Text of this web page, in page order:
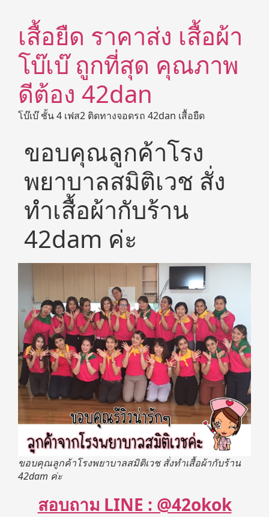
เสื้อยืด ราคาส่ง เสื้อผ้า
โบ๊เบ๊ ถูกที่สุด คุณภาพ
ดีต้อง 42dan
โบ๊เบ๊ ชั้น 4 เฟส2 ติดทางจอดรถ 42dan เสื้อยืด
ขอบคุณลูกค้าโรง
พยาบาลสมิติเวช สั่ง
ทำเสื้อผ้ากับร้าน
42dam ค่ะ
ขอบคุณลูกค้าโรงพยาบาลสมิติเวช สั่งทำเสื้อผ้ากับร้าน
42dam ค่ะ
สอบถาม LINE : @42okok